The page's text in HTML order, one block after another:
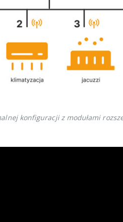
konfiguracji z modułami